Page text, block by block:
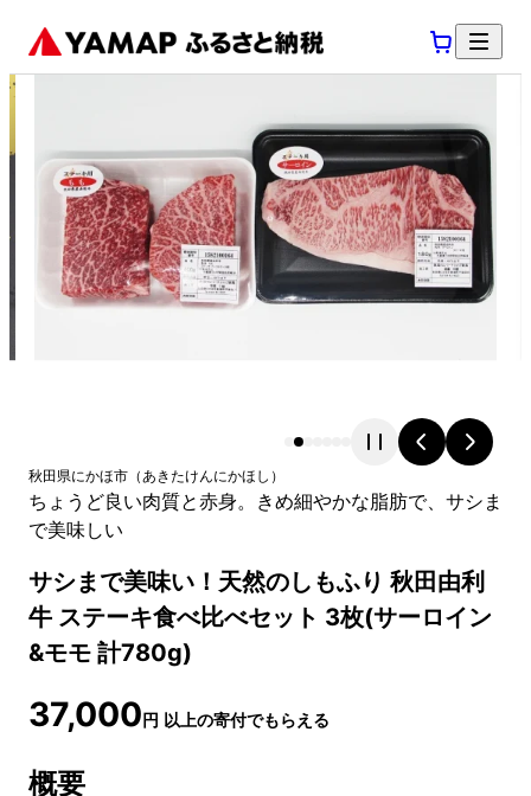
秋田県にかほ市 （あきたけんにかほし ）
ちょうど良い肉質と赤身。きめ細やかな脂肪で、サシま
で美味しい
サシまで美味い！天然のしもふり 秋田由利
牛 ステーキ食べ比べセット 3枚(サーロイン
&モモ 計780g)
37,000円 以上の寄付でもらえる
概要